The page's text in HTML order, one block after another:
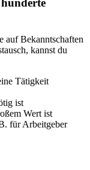
auf Bekanntschaften
kannst du
Tätigkeit
ist
Wert ist
für Arbeitgeber